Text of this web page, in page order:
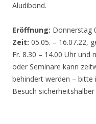
Aludibond.
Eröffnung: Donnerstag
Zeit: 05.05. – 16.07.22,
Fr. 8.30 – 14.00 Uhr und
oder Seminare kann
behindert werden – bitte
Besuch sicherheitshalber